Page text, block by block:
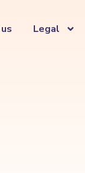
Legal